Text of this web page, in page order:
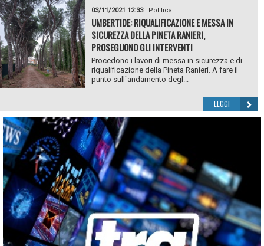
03/11/2021 12:33| Politica
UMBERTIDE: RIQUALIFICAZIONE E MESSA IN
SICUREZZA DELLA PINETA RANIERI,
PROSEGUONO GLI INTERVENTI
Procedono i lavori di messa in sicurezza e di
riqualificazione della Pineta Ranieri. A fare il
punto sull`andamento degl...
LEGGI